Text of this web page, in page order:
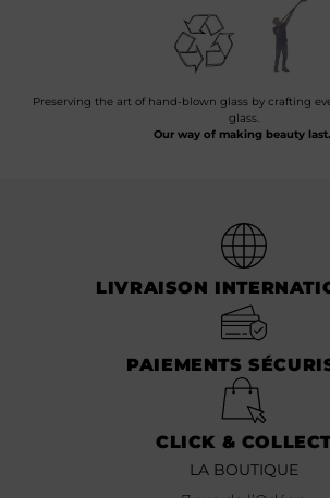
Preserving the art of hand-blown glass by crafting
glass.
Our way of making beauty last.
LIVRAISON
PAIEMENTS
CLICK &
LA BOUTIQUE